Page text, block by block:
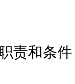
责和条件